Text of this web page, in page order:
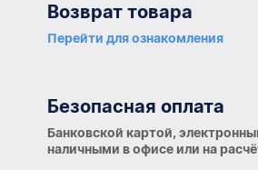
Возврат товара
Перейти для ознакомления
Безопасная оплата
Банковской картой,
наличными в офисе или на